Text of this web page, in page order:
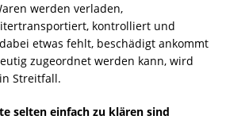
werden verladen,
kontrolliert und
etwas fehlt, beschädigt ankommt
zugeordnet werden kann, wird
Streitfall.
selten einfach zu klären sind